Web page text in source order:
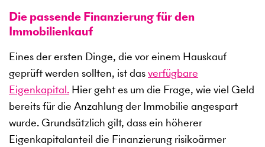
Die passende Finanzierung für den
Immobilienkauf
Eines der ersten Dinge, die vor einem Hauskauf
geprüft werden sollten, ist dasverfügbare
Eigenkapital. Hier geht es um die Frage, wie viel Geld
bereits für die Anzahlung der Immobilie angespart
wurde. Grundsätzlich gilt, dass ein höherer
Eigenkapitalanteil die Finanzierung risikoärmer